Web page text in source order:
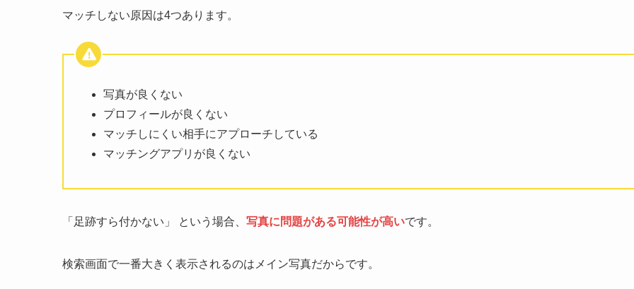
マッチしない原因は4つあります。
写真が良くない
プロフィールが良くない
マッチしにくい相手にアプローチしている
マッチングアプリが良くない
「足跡すら付かない」 という場合、 写真に問題がある可能性が高いです。
検索画面で一番大きく表示されるのはメイン写真だからです。